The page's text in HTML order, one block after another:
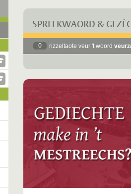
SPREEKWÄÖRD &
0 rizzeltaote veur 't woord